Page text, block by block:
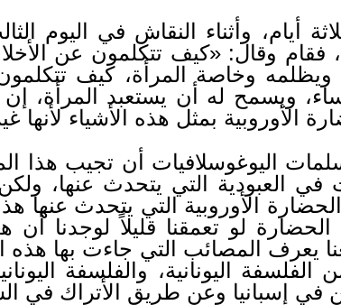
أيام، وأثناء النقاش في اليوم
وقال: «كيف تتكلمون عن
ويظلمه وخاصة المرأة، كيف
ويسمح له أن يستعبد المرأة،
الأوروبية بمثل هذه الأشياء لأنها
اليوغوسلافيات أن تجيب هذا
العبودية التي يتحدث عنها،
الأوروبية التي يتحدث عنها
لو تعمقنا قليلاً لوجدنا أن
يعرف المصائب التي جاءت بها هذه
الفلسفة اليونانية، والفلسفة
في إسبانيا وعن طريق الأتراك في